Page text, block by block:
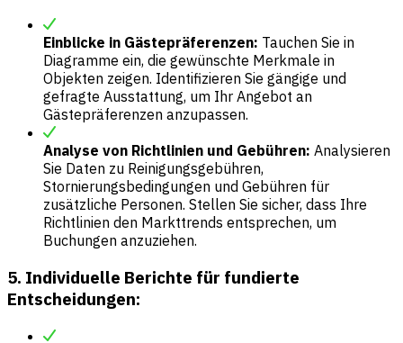
Einblicke in Gästepräferenzen: Tauchen Sie in
Diagramme ein, die gewünschte Merkmale in
Objekten zeigen. Identifizieren Sie gängige und
gefragte Ausstattung, um Ihr Angebot an
Gästepräferenzen anzupassen.
Analyse von Richtlinien und Gebühren: Analysieren
Sie Daten zu Reinigungsgebühren,
Stornierungsbedingungen und Gebühren für
zusätzliche Personen. Stellen Sie sicher, dass Ihre
Richtlinien den Markttrends entsprechen, um
Buchungen anzuziehen.
5. Individuelle Berichte für fundierte
Entscheidungen: